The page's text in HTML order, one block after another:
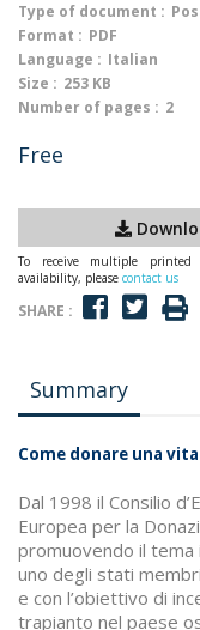
Type of document :
Format : PDF
Language : Italian
Size : 253 KB
Number of pages : 2
Free
To receive multiple printed
availability, please contact us
SHARE :
Summary
Come donare una
Dal 1998 il Consilio
Europea per la
promuovendo il tema
uno degli stati
e con l’obiettivo di
trapianto nel paese